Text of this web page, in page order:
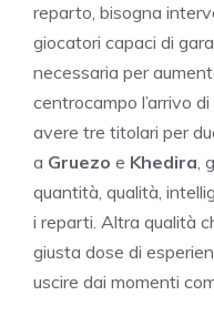
reparto, bisogna
giocatori capaci di
necessaria per
centrocampo l’arrivo di
avere tre titolari per
a Gruezo e Khedira,
quantità, qualità,
i reparti. Altra qualità
giusta dose di
uscire dai momenti